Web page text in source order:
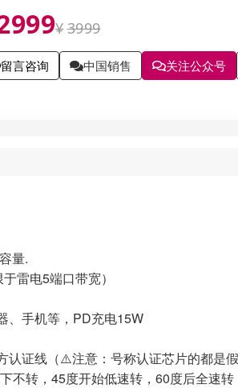
¥3999
留言咨询 中国销售 关注公众号
量.
雷电5端口带宽）
、手机等，PD充电15W
证线（⚠️注意：号称认证芯片的都是假
转，45度开始低速转，60度后全速转